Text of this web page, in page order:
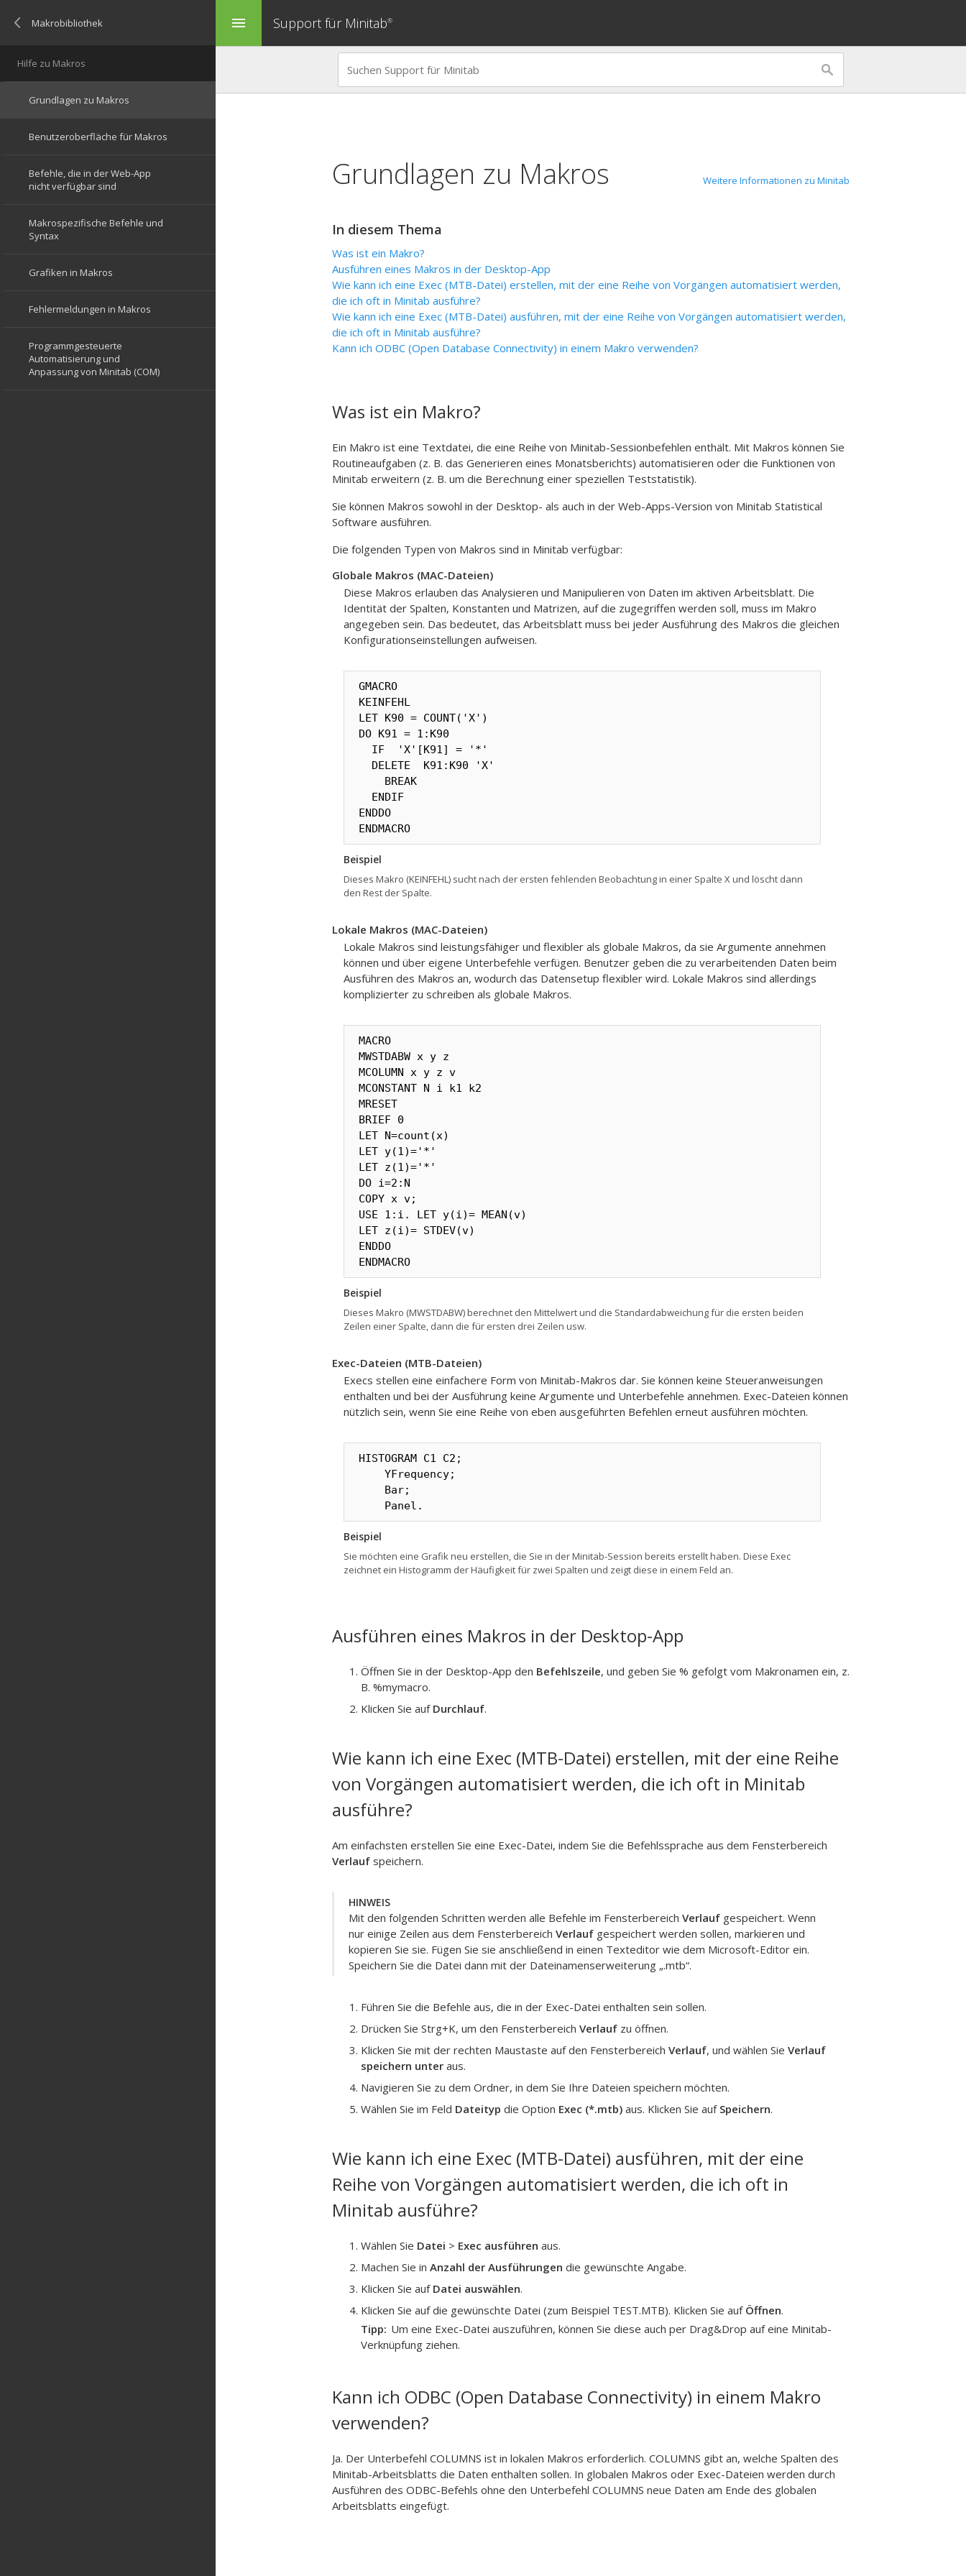
menu Support für Minitab®
Grundlagen zu Makros Weitere Informationen zu Minitab
In diesem Thema
Was ist ein Makro?
Ausführen eines Makros in der Desktop-App
Wie kann ich eine Exec (MTB-Datei) erstellen, mit der eine Reihe von Vorgängen automatisiert werden,
die ich oft in Minitab ausführe?
Wie kann ich eine Exec (MTB-Datei) ausführen, mit der eine Reihe von Vorgängen automatisiert werden,
die ich oft in Minitab ausführe?
Kann ich ODBC (Open Database Connectivity) in einem Makro verwenden?
Was ist ein Makro?
Ein Makro ist eine Textdatei, die eine Reihe von Minitab-Sessionbefehlen enthält. Mit Makros können Sie
Routineaufgaben (z. B. das Generieren eines Monatsberichts) automatisieren oder die Funktionen von
Minitab erweitern (z. B. um die Berechnung einer speziellen Teststatistik).
Sie können Makros sowohl in der Desktop- als auch in der Web-Apps-Version von Minitab Statistical
Software ausführen.
Die folgenden Typen von Makros sind in Minitab verfügbar:
Globale Makros (MAC-Dateien)
Diese Makros erlauben das Analysieren und Manipulieren von Daten im aktiven Arbeitsblatt. Die
Identität der Spalten, Konstanten und Matrizen, auf die zugegriffen werden soll, muss im Makro
angegeben sein. Das bedeutet, das Arbeitsblatt muss bei jeder Ausführung des Makros die gleichen
Konfigurationseinstellungen aufweisen.
GMACRO
KEINFEHL
LET K90 = COUNT('X')
DO K91 = 1:K90
  IF  'X'[K91] = '*'
  DELETE  K91:K90 'X'
    BREAK
  ENDIF
ENDDO
ENDMACRO
Beispiel
Dieses Makro (KEINFEHL) sucht nach der ersten fehlenden Beobachtung in einer Spalte X und löscht dann
den Rest der Spalte.
Lokale Makros (MAC-Dateien)
Lokale Makros sind leistungsfähiger und flexibler als globale Makros, da sie Argumente annehmen
können und über eigene Unterbefehle verfügen. Benutzer geben die zu verarbeitenden Daten beim
Ausführen des Makros an, wodurch das Datensetup flexibler wird. Lokale Makros sind allerdings
komplizierter zu schreiben als globale Makros.
MACRO
MWSTDABW x y z
MCOLUMN x y z v
MCONSTANT N i k1 k2
MRESET
BRIEF 0
LET N=count(x)
LET y(1)='*'
LET z(1)='*'
DO i=2:N
COPY x v;
USE 1:i. LET y(i)= MEAN(v)
LET z(i)= STDEV(v)
ENDDO
ENDMACRO
Beispiel
Dieses Makro (MWSTDABW) berechnet den Mittelwert und die Standardabweichung für die ersten beiden
Zeilen einer Spalte, dann die für ersten drei Zeilen usw.
Exec-Dateien (MTB-Dateien)
Execs stellen eine einfachere Form von Minitab-Makros dar. Sie können keine Steueranweisungen
enthalten und bei der Ausführung keine Argumente und Unterbefehle annehmen. Exec-Dateien können
nützlich sein, wenn Sie eine Reihe von eben ausgeführten Befehlen erneut ausführen möchten.
HISTOGRAM C1 C2;
    YFrequency;
    Bar;
    Panel.
Beispiel
Sie möchten eine Grafik neu erstellen, die Sie in der Minitab-Session bereits erstellt haben. Diese Exec
zeichnet ein Histogramm der Häufigkeit für zwei Spalten und zeigt diese in einem Feld an.
Ausführen eines Makros in der Desktop-App
Öffnen Sie in der Desktop-App den Befehlszeile, und geben Sie % gefolgt vom Makronamen ein, z.
B. %mymacro.
Klicken Sie auf Durchlauf.
Wie kann ich eine Exec (MTB-Datei) erstellen, mit der eine Reihe
von Vorgängen automatisiert werden, die ich oft in Minitab
ausführe?
Am einfachsten erstellen Sie eine Exec-Datei, indem Sie die Befehlssprache aus dem Fensterbereich
Verlauf speichern.
HINWEIS
Mit den folgenden Schritten werden alle Befehle im Fensterbereich Verlauf gespeichert. Wenn
nur einige Zeilen aus dem Fensterbereich Verlauf gespeichert werden sollen, markieren und
kopieren Sie sie. Fügen Sie sie anschließend in einen Texteditor wie dem Microsoft-Editor ein.
Speichern Sie die Datei dann mit der Dateinamenserweiterung „.mtb“.
Führen Sie die Befehle aus, die in der Exec-Datei enthalten sein sollen.
Drücken Sie Strg+K, um den Fensterbereich Verlauf zu öffnen.
Klicken Sie mit der rechten Maustaste auf den Fensterbereich Verlauf, und wählen Sie Verlauf
speichern unter aus.
Navigieren Sie zu dem Ordner, in dem Sie Ihre Dateien speichern möchten.
Wählen Sie im Feld Dateityp die Option Exec (*.mtb) aus. Klicken Sie auf Speichern.
Wie kann ich eine Exec (MTB-Datei) ausführen, mit der eine
Reihe von Vorgängen automatisiert werden, die ich oft in
Minitab ausführe?
Wählen Sie Datei > Exec ausführen aus.
Machen Sie in Anzahl der Ausführungen die gewünschte Angabe.
Klicken Sie auf Datei auswählen.
Klicken Sie auf die gewünschte Datei (zum Beispiel TEST.MTB). Klicken Sie auf Öffnen.
Tipp Um eine Exec-Datei auszuführen, können Sie diese auch per Drag&Drop auf eine Minitab-
Verknüpfung ziehen.
Kann ich ODBC (Open Database Connectivity) in einem Makro
verwenden?
Ja. Der Unterbefehl COLUMNS ist in lokalen Makros erforderlich. COLUMNS gibt an, welche Spalten des
Minitab-Arbeitsblatts die Daten enthalten sollen. In globalen Makros oder Exec-Dateien werden durch
Ausführen des ODBC-Befehls ohne den Unterbefehl COLUMNS neue Daten am Ende des globalen
Arbeitsblatts eingefügt.